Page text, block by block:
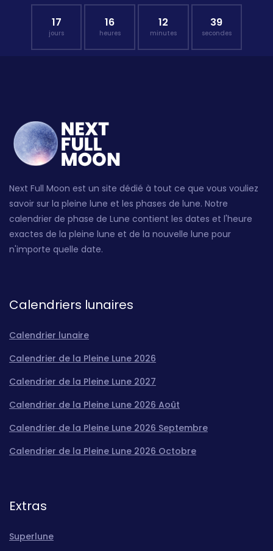
17
jours
16
heures
12
minutes
38
secondes
Next Full Moon est un site dédié à tout ce que vous vouliez
savoir sur la pleine lune et les phases de lune. Notre
calendrier de phase de Lune contient les dates et l'heure
exactes de la pleine lune et de la nouvelle lune pour
n'importe quelle date.
Calendriers lunaires
Calendrier lunaire
Calendrier de la Pleine Lune 2026
Calendrier de la Pleine Lune 2027
Calendrier de la Pleine Lune 2026 Août
Calendrier de la Pleine Lune 2026 Septembre
Calendrier de la Pleine Lune 2026 Octobre
Extras
Superlune